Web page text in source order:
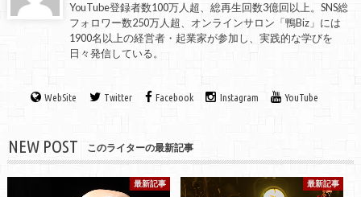
YouTube登録者数100万人超、総再生回数3億回以上。SNS総
フォロワー数250万人超、オンラインサロン「鴨Biz」には
1900名以上の経営者・起業家が参加し、実践的な学びを
日々発信している。
WebSite Twitter Facebook Instagram YouTube
NEW POST このライターの最新記事
最新記事 最新記事